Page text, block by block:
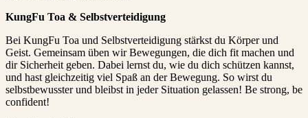
KungFu Toa & Selbstverteidigung
Bei KungFu Toa und Selbstverteidigung stärkst du Körper und
Geist. Gemeinsam üben wir Bewegungen, die dich fit machen und
dir Sicherheit geben. Dabei lernst du, wie du dich schützen kannst,
und hast gleichzeitig viel Spaß an der Bewegung. So wirst du
selbstbewusster und bleibst in jeder Situation gelassen! Be strong, be
confident!